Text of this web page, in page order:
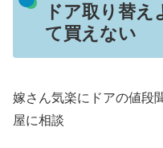
ドア取り替え
て買えない
嫁さん気楽にドアの値段
屋に相談